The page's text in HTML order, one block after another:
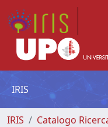
IRIS
IRIS
Catalogo